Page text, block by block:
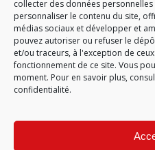
collecter des données
personnaliser le contenu du site,
médias sociaux et développer et
pouvez autoriser ou refuser le
et/ou traceurs, à l'exception de
fonctionnement de ce site. Vous
moment. Pour en savoir plus,
confidentialité.
ACCUEIL CGA PLAN
DONNÉES PERSONNELLES
GÉRARD PERRIER